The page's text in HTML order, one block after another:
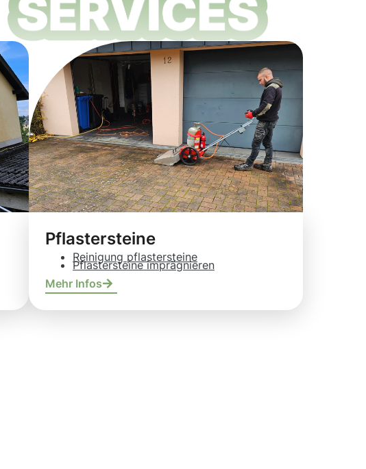
Pflastersteine
Reinigung pflastersteine
Pflastersteine imprägnieren
Mehr Infos